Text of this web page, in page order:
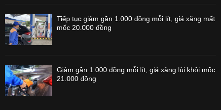
Tiếp tục giảm gần 1.000 đồng mỗi lít, giá xăng mất
mốc 20.000 đồng
Giảm gần 1.000 đồng mỗi lít, giá xăng lùi khỏi mốc
21.000 đồng